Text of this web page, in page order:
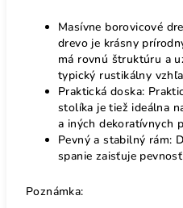
Masívne borovicové
drevo je krásny
má rovnú štruktúru a
typický rustikálny
Praktická doska:
stolíka je tiež ideálna
a iných dekoratívnych
Pevný a stabilný rám:
spanie zaisťuje
Poznámka: